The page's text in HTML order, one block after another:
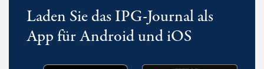
Laden Sie das IPG-Journal als
App für Android und iOS